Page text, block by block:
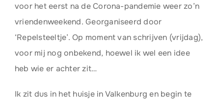
voor het eerst na de Corona-pandemie weer zo’n
vriendenweekend. Georganiseerd door
‘Repelsteeltje’. Op moment van schrijven (vrijdag),
voor mij nog onbekend, hoewel ik wel een idee
heb wie er achter zit…
Ik zit dus in het huisje in Valkenburg en begin te